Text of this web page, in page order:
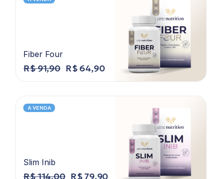
Fiber Four
R$91,90 R$ 64,90
A VENDA
Slim Inib
R$114,00 R$ 79,90